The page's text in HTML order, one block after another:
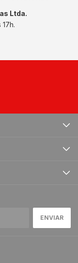
Ltda.